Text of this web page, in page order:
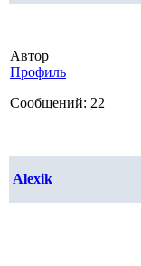
Автор
Профиль
Сообщений: 22
Alexik